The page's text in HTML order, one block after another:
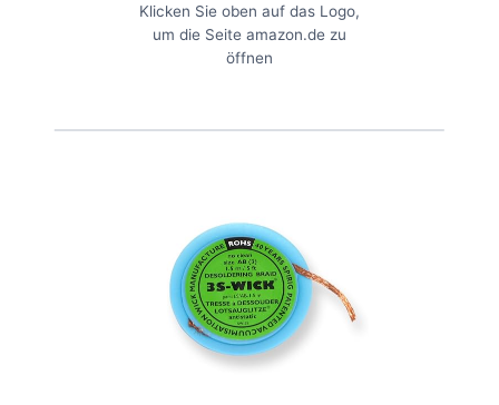
Klicken Sie oben auf das Logo,
um die Seite amazon.de zu
öffnen